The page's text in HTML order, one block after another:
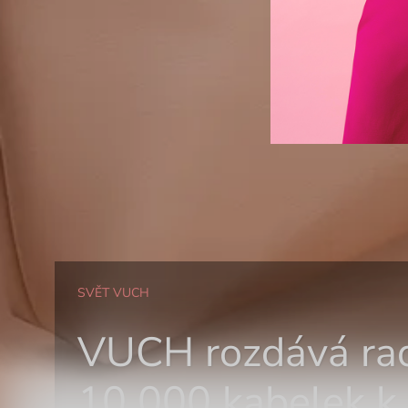
SVĚT VUCH
VUCH rozdává